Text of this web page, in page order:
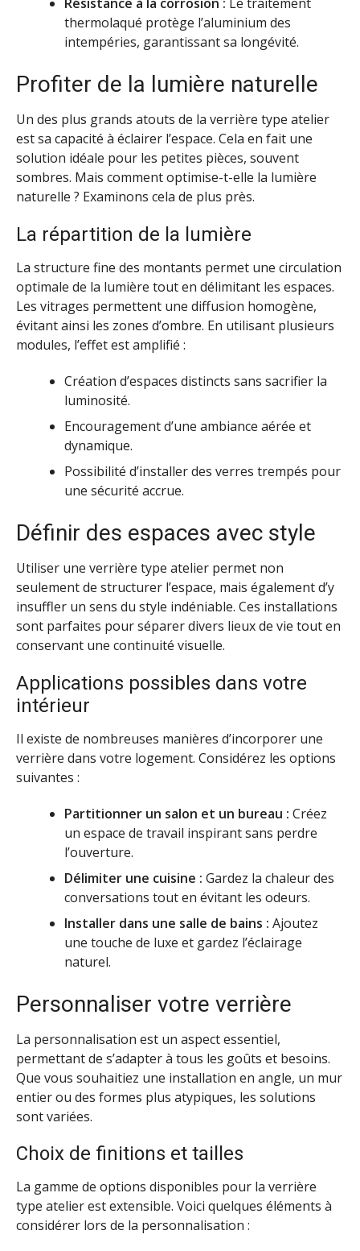
Résistance à la corrosion : Le traitement
thermolaqué protège l’aluminium des
intempéries, garantissant sa longévité.
Profiter de la lumière naturelle
Un des plus grands atouts de la verrière type atelier
est sa capacité à éclairer l’espace. Cela en fait une
solution idéale pour les petites pièces, souvent
sombres. Mais comment optimise-t-elle la lumière
naturelle ? Examinons cela de plus près.
La répartition de la lumière
La structure fine des montants permet une circulation
optimale de la lumière tout en délimitant les espaces.
Les vitrages permettent une diffusion homogène,
évitant ainsi les zones d’ombre. En utilisant plusieurs
modules, l’effet est amplifié :
Création d’espaces distincts sans sacrifier la
luminosité.
Encouragement d’une ambiance aérée et
dynamique.
Possibilité d’installer des verres trempés pour
une sécurité accrue.
Définir des espaces avec style
Utiliser une verrière type atelier permet non
seulement de structurer l’espace, mais également d’y
insuffler un sens du style indéniable. Ces installations
sont parfaites pour séparer divers lieux de vie tout en
conservant une continuité visuelle.
Applications possibles dans votre
intérieur
Il existe de nombreuses manières d’incorporer une
verrière dans votre logement. Considérez les options
suivantes :
Partitionner un salon et un bureau : Créez
un espace de travail inspirant sans perdre
l’ouverture.
Délimiter une cuisine : Gardez la chaleur des
conversations tout en évitant les odeurs.
Installer dans une salle de bains : Ajoutez
une touche de luxe et gardez l’éclairage
naturel.
Personnaliser votre verrière
La personnalisation est un aspect essentiel,
permettant de s’adapter à tous les goûts et besoins.
Que vous souhaitiez une installation en angle, un mur
entier ou des formes plus atypiques, les solutions
sont variées.
Choix de finitions et tailles
La gamme de options disponibles pour la verrière
type atelier est extensible. Voici quelques éléments à
considérer lors de la personnalisation :